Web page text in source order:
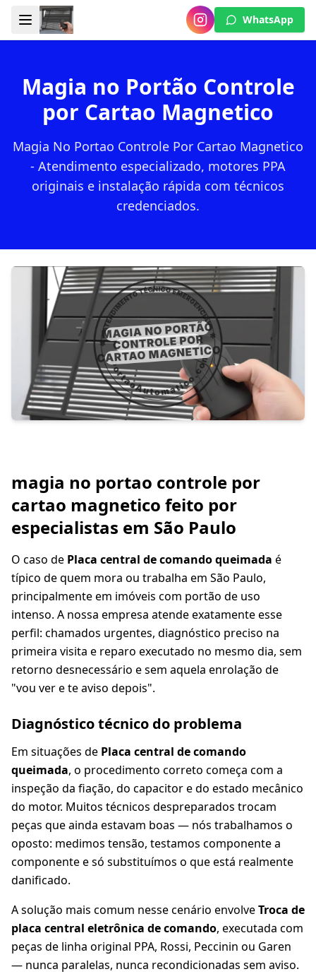
WhatsApp
Magia no Portão Controle
por Cartao Magnetico
Magia No Portao Controle Por Cartao Magnetico
- Atendimento especializado, motores PPA
originais e instalação rápida com técnicos
credenciados.
magia no portao controle por
cartao magnetico feito por
especialistas em São Paulo
O caso de Placa central de comando queimada é
típico de quem mora ou trabalha em São Paulo,
principalmente em imóveis com portão de uso
intenso. A nossa empresa atende exatamente esse
perfil: chamados urgentes, diagnóstico preciso na
primeira visita e reparo executado no mesmo dia, sem
retorno desnecessário e sem aquela enrolação de
"vou ver e te aviso depois".
Diagnóstico técnico do problema
Em situações de Placa central de comando
queimada, o procedimento correto começa com a
inspeção da fiação, do capacitor e do estado mecânico
do motor. Muitos técnicos despreparados trocam
peças que ainda estavam boas — nós trabalhamos o
oposto: medimos tensão, testamos componente a
componente e só substituímos o que está realmente
danificado.
A solução mais comum nesse cenário envolveTroca de
placa central eletrônica de comando, executada com
peças de linha original PPA, Rossi, Peccinin ou Garen
— nunca paralelas, nunca recondicionadas sem aviso.